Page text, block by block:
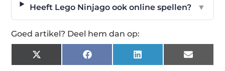
Heeft Lego Ninjago ook online spellen? ▼
Goed artikel? Deel hem dan op:
X
(Twitter)
Facebook LinkedIn Email